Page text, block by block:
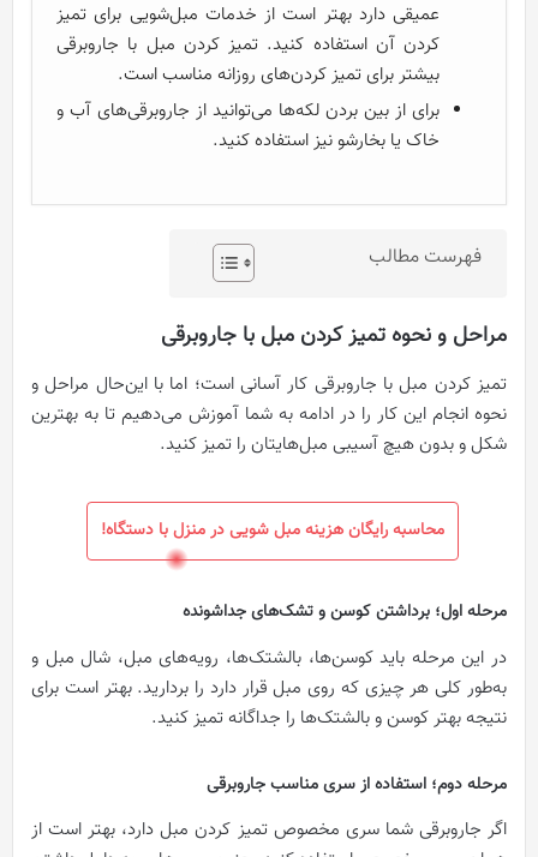
عمیقی دارد بهتر است از خدمات مبل‌شویی برای تمیز
کردن آن استفاده کنید. تمیز کردن مبل با جاروبرقی
بیشتر برای تمیز کردن‌های روزانه مناسب است.
برای از بین بردن لکه‌ها می‌توانید از جاروبرقی‌های آب و
خاک یا بخارشو نیز استفاده کنید.
فهرست مطالب
مراحل و نحوه تمیز کردن مبل با جاروبرقی
تمیز کردن مبل با جاروبرقی کار آسانی است؛ اما با این‌حال مراحل و
نحوه انجام این کار را در ادامه به شما آموزش می‌دهیم تا به بهترین
شکل و بدون هیچ آسیبی مبل‌هایتان را تمیز کنید.
محاسبه رایگان هزینه مبل شویی در منزل با دستگاه!
مرحله اول؛ برداشتن کوسن و تشک‌های جداشونده
در این مرحله باید کوسن‌ها، بالشتک‌ها، رویه‌های مبل، شال مبل و
به‌طور کلی هر چیزی که روی مبل قرار دارد را بردارید. بهتر است برای
نتیجه بهتر کوسن و بالشتک‌ها را جداگانه تمیز کنید.
مرحله دوم؛ استفاده از سری مناسب جاروبرقی
اگر جاروبرقی شما سری مخصوص تمیز کردن مبل دارد، بهتر است از